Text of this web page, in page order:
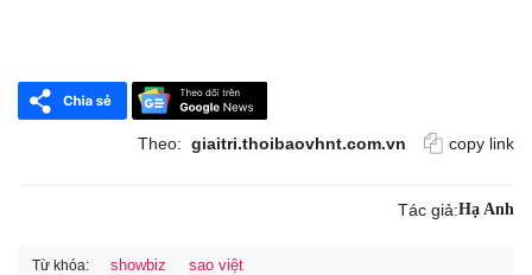
Theo: giaitri.thoibaovhnt.com.vn copy link
Tác giả:Hạ Anh
Từ khóa: showbiz sao việt